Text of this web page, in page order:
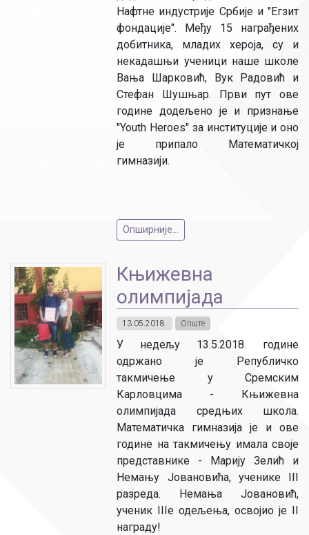
Нафтне индустрије Србије и "Егзит
фондације". Међу 15 награђених
добитника, младих хероја, су и
некадашњи ученици наше школе
Вања Шарковић, Вук Радовић и
Стефан Шушњар. Први пут ове
године додељено је и признање
"Youth Heroes" за институције и оно
је припало Математичкој
гимназији.
Опширније...
Књижевна
олимпијада
13.05.2018. Опште
У недељу 13.5.2018. године
одржано је Републичко
такмичење у Сремским
Карловцима - Књижевна
олимпијада средњих школа.
Математичка гимназија је и ове
године на такмичењу имала своје
представнике - Марију Зелић и
Немању Јовановића, ученике III
разреда. Немања Јовановић,
ученик IIIе одељења, освојио је II
награду!